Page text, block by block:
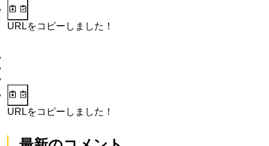
URLをコピーしました！
URLをコピーしました！